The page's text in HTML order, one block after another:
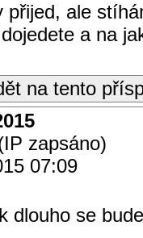
přijed, ale
a na
na tento
zapsáno)
07:09
dlouho se